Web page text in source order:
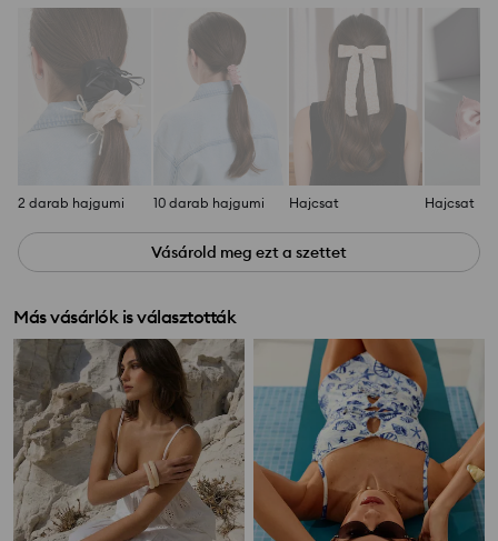
2 darab hajgumi 10 darab hajgumi Hajcsat Hajcsat
Vásárold meg ezt a szettet
Más vásárlók is választották